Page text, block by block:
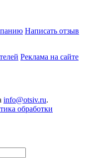
Написать отзыв
Реклама на сайте
info@otsiv.ru.
обработки